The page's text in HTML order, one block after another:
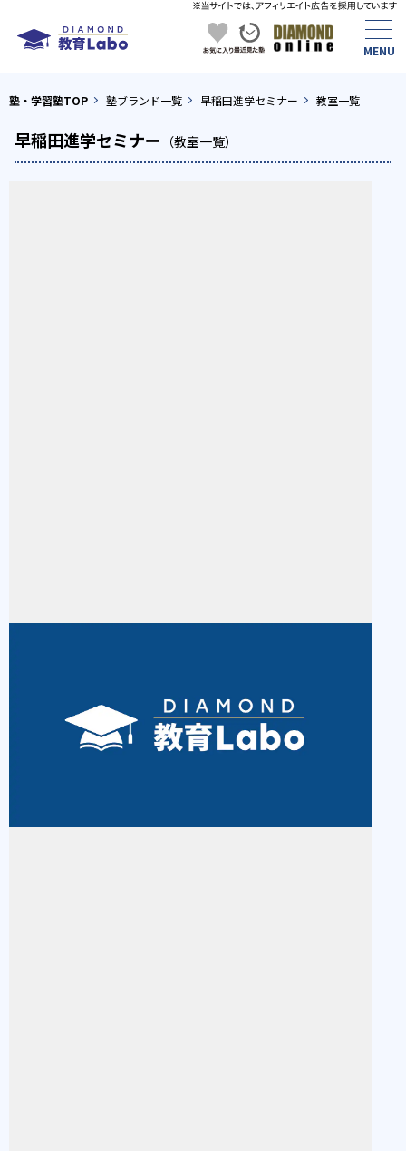
塾・学習塾TOP 塾ブランド一覧 早稲田進学セミナー 教室一覧
早稲田進学セミナー （教室一覧）